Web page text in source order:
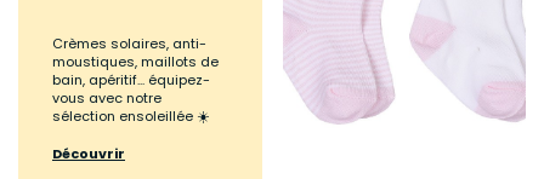
Crèmes solaires, anti-
moustiques, maillots de
bain, apéritif... équipez-
vous avec notre
sélection ensoleillée ☀️
Découvrir